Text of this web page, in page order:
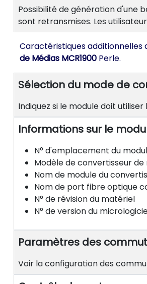
Possibilité de génération d'une
sont retransmises. Les
Caractéristiques additionnelles
de Médias MCR1900 Perle.
Sélection du mode de
Indiquez si le module doit
Informations sur le
N° d'emplacement du
Modèle de convertisseur
Nom de module du
Nom de port fibre optique
N° de révision du matériel
N° de version du
Paramètres des
Voir la configuration des